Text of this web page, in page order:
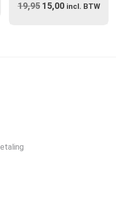
19,95 Oorspronkelijke
15,00Huidige
incl. BTW